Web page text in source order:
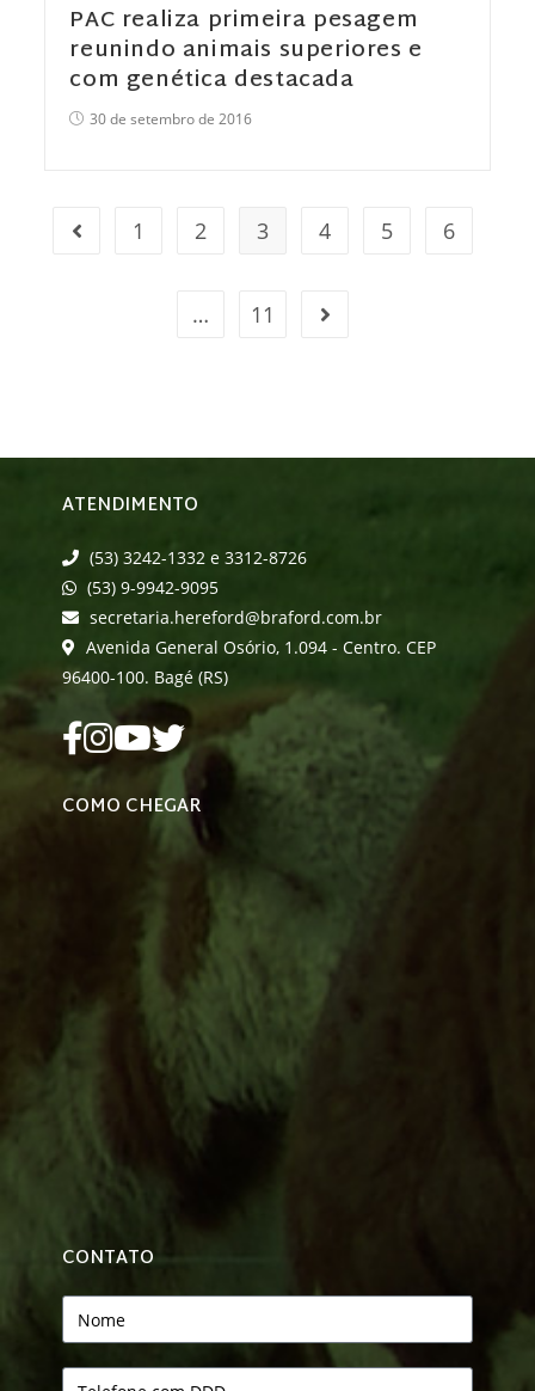
PAC realiza primeira pesagem
reunindo animais superiores e
com genética destacada
30 de setembro de 2016
1 2 3 4 5 6
… 11
ATENDIMENTO
(53) 3242-1332 e 3312-8726
(53) 9-9942-9095
secretaria.hereford@braford.com.br
Avenida General Osório, 1.094 - Centro. CEP
96400-100. Bagé (RS)
COMO CHEGAR
CONTATO